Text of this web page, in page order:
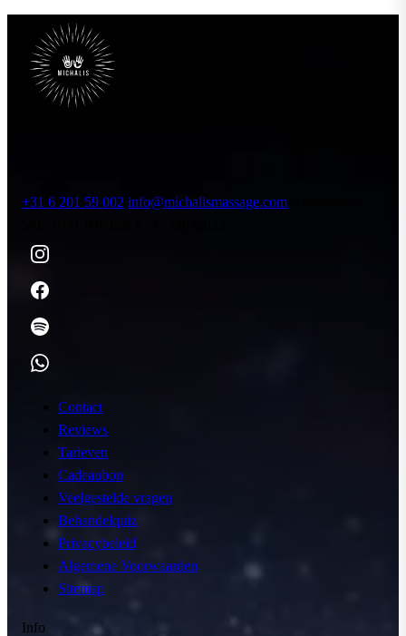
+31 6 201 59 002 info@michalismassage.com
Contact
Reviews
Tarieven
Cadeaubon
Veelgestelde vragen
Behandelquiz
Privacybeleid
Algemene Voorwaarden
Sitemap
Info